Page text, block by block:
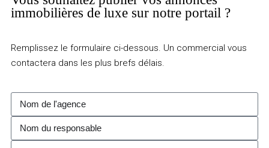
immobilières de luxe sur notre portail ?
Remplissez le formulaire ci-dessous. Un commercial vous
contactera dans les plus brefs délais.